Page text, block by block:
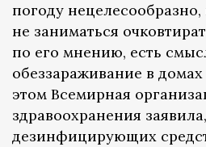
погоду
не заниматься
по его мнению, есть
обеззараживание в
этом Всемирная
здравоохранения
дезинфицирующих